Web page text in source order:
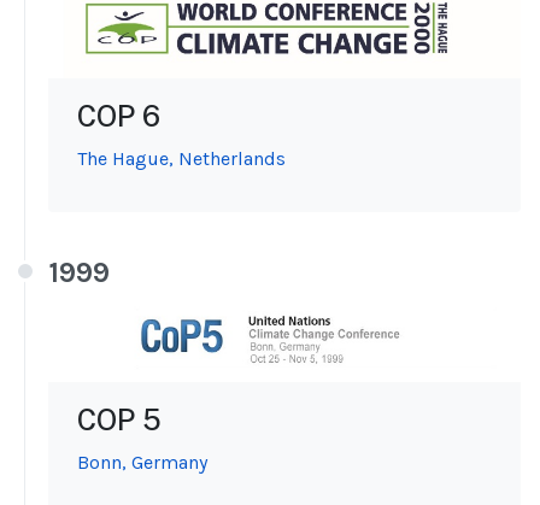
COP 6
The Hague, Netherlands
1999
COP 5
Bonn, Germany